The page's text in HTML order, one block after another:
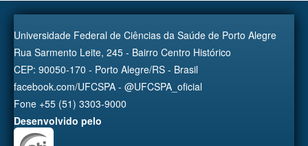
Universidade Federal de Ciências da Saúde de Porto Alegre
Rua Sarmento Leite, 245 - Bairro Centro Histórico
CEP: 90050-170 - Porto Alegre/RS - Brasil
facebook.com/UFCSPA - @UFCSPA_oficial
Fone +55 (51) 3303-9000
Desenvolvido pelo